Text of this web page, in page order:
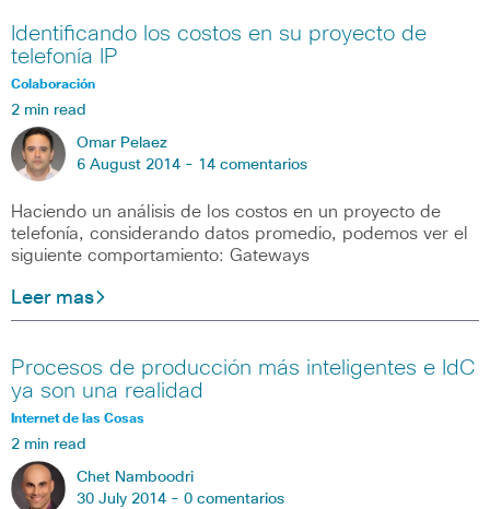
Identificando los costos en su proyecto de
telefonía IP
Colaboración
2 min read
Omar Pelaez
6 August 2014 - 14 comentarios
Haciendo un análisis de los costos en un proyecto de
telefonía, considerando datos promedio, podemos ver el
siguiente comportamiento: Gateways
Leer mas
Procesos de producción más inteligentes e IdC
ya son una realidad
Internet de las Cosas
2 min read
Chet Namboodri
30 July 2014 - 0 comentarios